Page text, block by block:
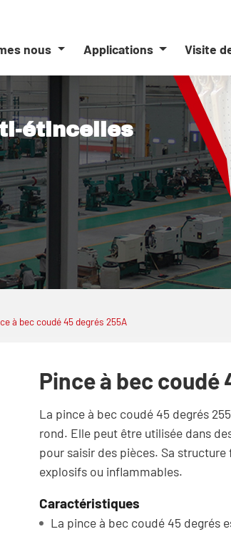
nous Applications Visite
étincelles
à bec coudé 45 degrés 255A
Pince à bec coudé
La pince à bec coudé 45 degrés
rond. Elle peut être utilisée dans
pour saisir des pièces. Sa
explosifs ou inflammables.
Caractéristiques
La pince à bec coudé 45 degrés